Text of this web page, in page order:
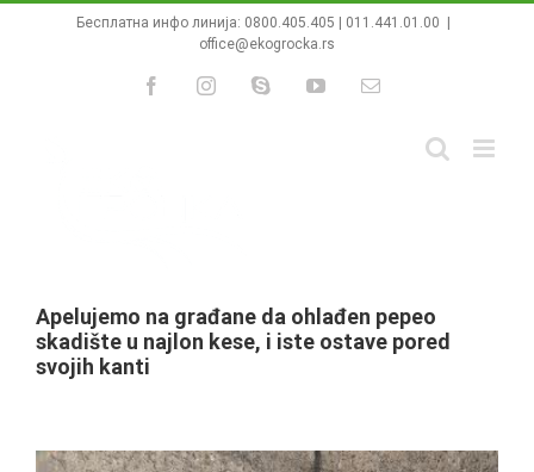
Бесплатна инфо линија: 0800.405.405 011.441.01.00
office@ekogrocka.rs
FacebookInstagramSkype YouTubeEmail
Apelujemo na građane da ohlađen pepeo
skadište u najlon kese, i iste ostave pored
svojih kanti
View